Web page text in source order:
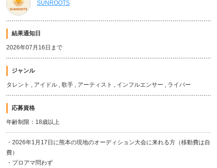
SUNROOTS
結果通知日
2026年07月16日まで
ジャンル
タレント , アイドル , 歌手 , アーティスト , インフルエンサー , ライバー
応募資格
年齢制限：18歳以上
・2026年1月17日に熊本の現地のオーディション大会に来れる方（移動費は自
費）
・プロアマ問わず